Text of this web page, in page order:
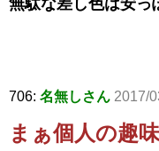
706: 名無しさん 2017/
まぁ個人の趣